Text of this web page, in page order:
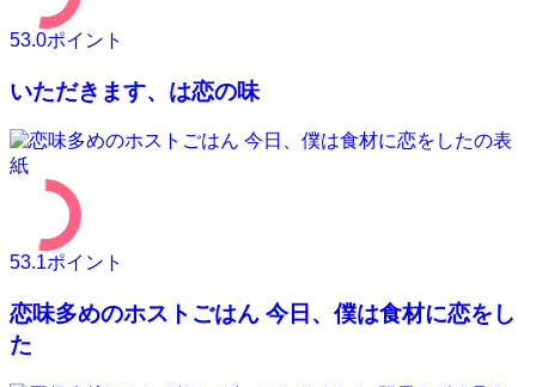
53.0ポイント
いただきます、は恋の味
53.1ポイント
恋味多めのホストごはん 今日、僕は食材に恋をし
た